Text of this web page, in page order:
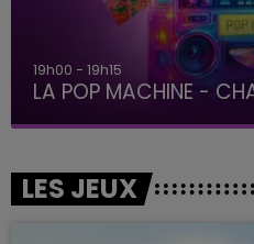
19h00 - 19h15
LA POP MACHINE -
LES JEUX